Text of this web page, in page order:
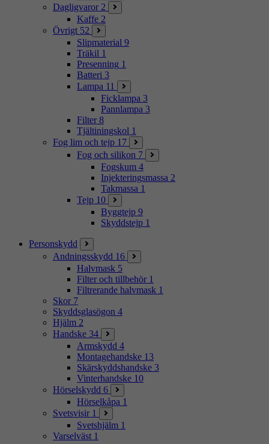
Dagligvaror 2
Kaffe 2
Övrigt 52
Slipmaterial 9
Träkil 1
Presenning 1
Batteri 3
Lampa 11
Ficklampa 3
Pannlampa 3
Filter 8
Tjältiningskol 1
Fog lim och tejp 17
Fog och silikon 7
Fogskum 4
Injekteringsmassa 2
Takmassa 1
Tejp 10
Byggtejp 9
Skyddstejp 1
Personskydd
Andningsskydd 16
Halvmask 5
Filter och tillbehör 1
Filtrerande halvmask 1
Skor 7
Skyddsglasögon 4
Hjälm 2
Handske 34
Armskydd 4
Montagehandske 13
Skärskyddshandske 3
Vinterhandske 10
Hörselskydd 6
Hörselkåpa 1
Svetsvisir 1
Svetshjälm 1
Varselväst 1